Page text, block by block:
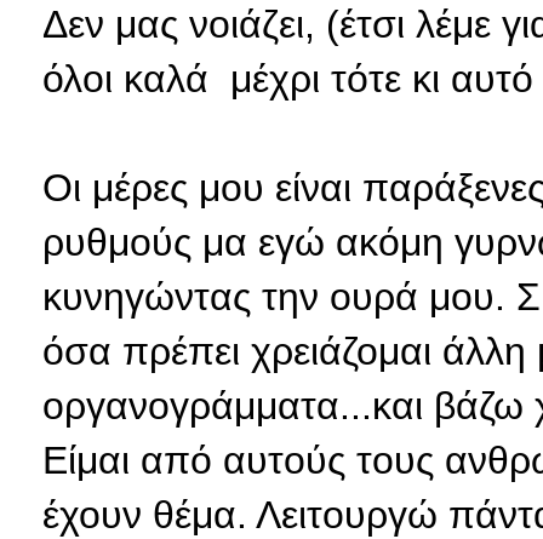
Δεν μας νοιάζει, (έτσι λέμε
όλοι καλά μέχρι τότε κι
Οι μέρες μου είναι
ρυθμούς μα εγώ ακόμη
κυνηγώντας την ουρά μου.
όσα πρέπει χρειάζομαι
οργανογράμματα...και βάζω
Είμαι από αυτούς τους
έχουν θέμα. Λειτουργώ